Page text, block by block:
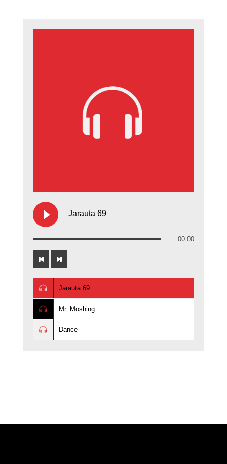
Jarauta 69
00:00
Jarauta 69
Mr. Moshing
Dance